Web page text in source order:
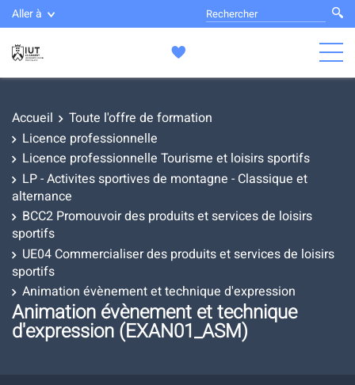
Aller à
Accueil
Toute l'offre de formation
Licence professionnelle
Licence professionnelle Tourisme et loisirs sportifs
LP - Activites sportives de montagne - Classique et
alternance
BCC2 Promouvoir des produits et services de loisirs
sportifs
UE04 Commercialiser des produits et services de loisirs
sportifs
Animation évènement et technique d'expression
Animation évènement et technique
d'expression (EXAN01_ASM)